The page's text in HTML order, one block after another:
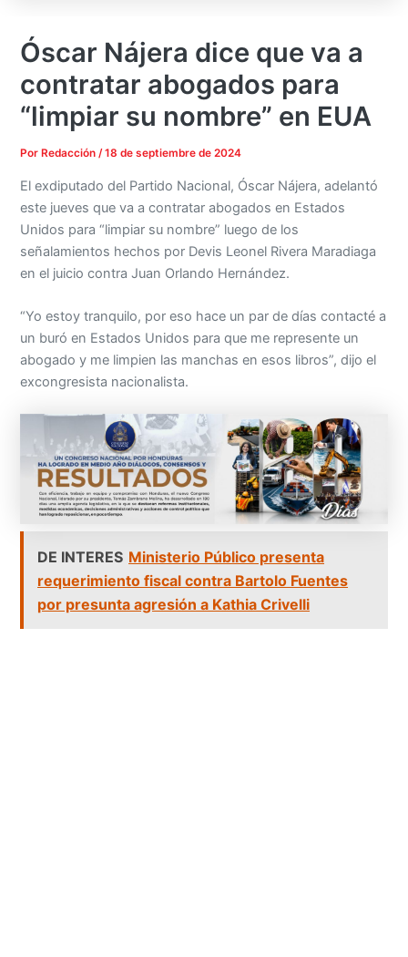
Óscar Nájera dice que va a
contratar abogados para
“limpiar su nombre” en EUA
Por Redacción/18 de septiembre de 2024
El exdiputado del Partido Nacional, Óscar Nájera, adelantó
este jueves que va a contratar abogados en Estados
Unidos para “limpiar su nombre” luego de los
señalamientos hechos por Devis Leonel Rivera Maradiaga
en el juicio contra Juan Orlando Hernández.
“Yo estoy tranquilo, por eso hace un par de días contacté a
un buró en Estados Unidos para que me represente un
abogado y me limpien las manchas en esos libros”, dijo el
excongresista nacionalista.
DE INTERES Ministerio Público presenta
requerimiento fiscal contra Bartolo Fuentes
por presunta agresión a Kathia Crivelli